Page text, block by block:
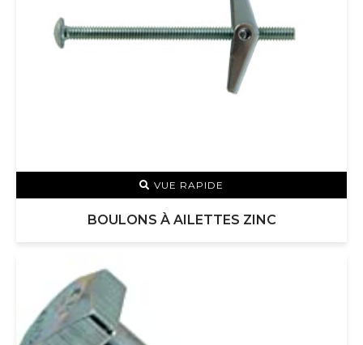
VUE RAPIDE
BOULONS À AILETTES ZINC